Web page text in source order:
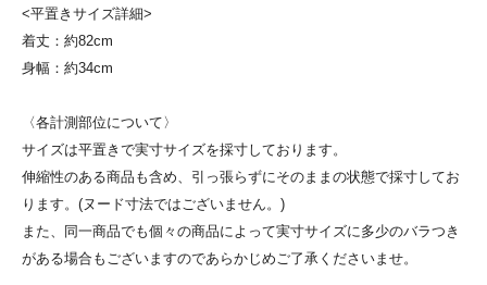
<平置きサイズ詳細>
着丈：約82cm
身幅：約34cm
〈各計測部位について〉
サイズは平置きで実寸サイズを採寸しております。
伸縮性のある商品も含め、引っ張らずにそのままの状態で採寸してお
ります。(ヌード寸法ではございません。)
また、同一商品でも個々の商品によって実寸サイズに多少のバラつき
がある場合もございますのであらかじめご了承くださいませ。